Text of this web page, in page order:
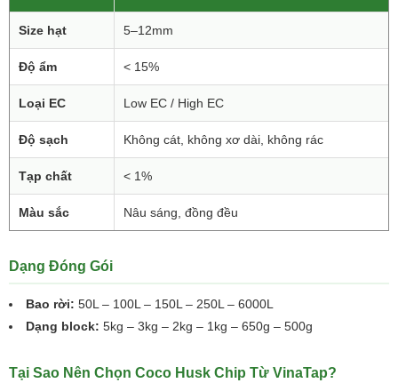
Size hạt 5–12mm
Độ ẩm < 15%
Loại EC Low EC / High EC
Độ sạch Không cát, không xơ dài, không rác
Tạp chất < 1%
Màu sắc Nâu sáng, đồng đều
Dạng Đóng Gói
Bao rời: 50L – 100L – 150L – 250L – 6000L
Dạng block: 5kg – 3kg – 2kg – 1kg – 650g – 500g
Tại Sao Nên Chọn Coco Husk Chip Từ VinaTap?